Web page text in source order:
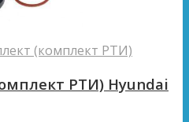
(комплект РТИ)
РТИ) Hyundai